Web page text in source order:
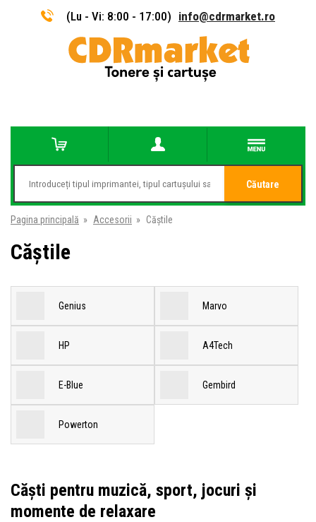
(Lu - Vi: 8:00 - 17:00) info@cdrmarket.ro
Căutare
Pagina principală » Accesorii » Căștile
Căștile
Genius Marvo
HP A4Tech
E-Blue Gembird
Powerton
Căști pentru muzică, sport, jocuri și
momente de relaxare